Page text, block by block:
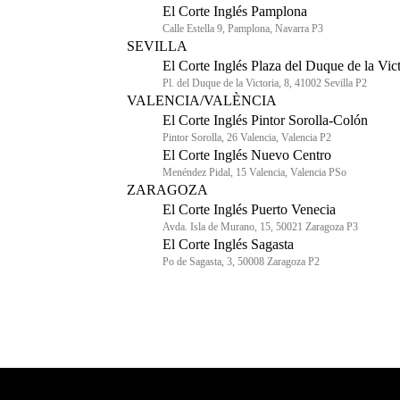
El Corte Inglés Pamplona
Calle Estella 9, Pamplona, Navarra P3
SEVILLA
El Corte Inglés Plaza del Duque de la
Pl. del Duque de la Victoria, 8, 41002 Sevilla P2
VALENCIA/VALÈNCIA
El Corte Inglés Pintor Sorolla-Colón
Pintor Sorolla, 26 Valencia, Valencia P2
El Corte Inglés Nuevo Centro
Menéndez Pidal, 15 Valencia, Valencia PSo
ZARAGOZA
El Corte Inglés Puerto Venecia
Avda. Isla de Murano, 15, 50021 Zaragoza P3
El Corte Inglés Sagasta
Po de Sagasta, 3, 50008 Zaragoza P2